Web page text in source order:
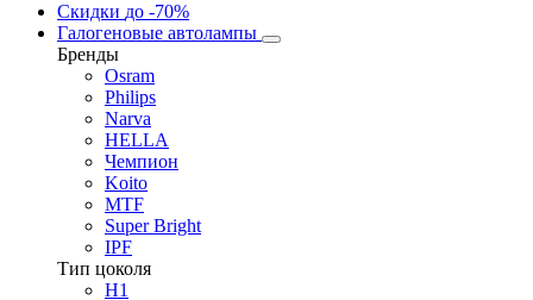
Скидки до -70%
Галогеновые автолампы
Бренды
Osram
Philips
Narva
HELLA
Чемпион
Koito
MTF
Super Bright
IPF
Тип цоколя
H1